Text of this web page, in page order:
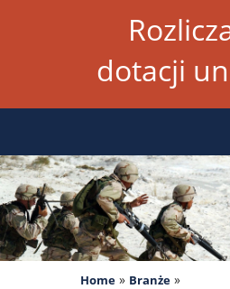
dotacji
Home » Branże »